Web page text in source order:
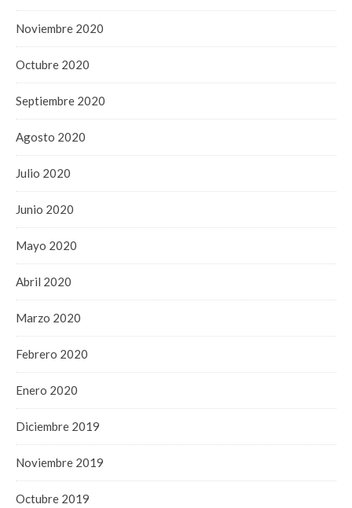
Noviembre 2020
Octubre 2020
Septiembre 2020
Agosto 2020
Julio 2020
Junio 2020
Mayo 2020
Abril 2020
Marzo 2020
Febrero 2020
Enero 2020
Diciembre 2019
Noviembre 2019
Octubre 2019